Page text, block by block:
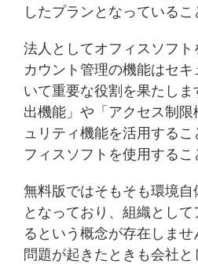
したプランとなっているこ
法人としてオフィスソフ
カウント管理の機能はセ
いて重要な役割を果たし
出機能」や「アクセス制
ュリティ機能を活用する
フィスソフトを使用するこ
無料版ではそもそも環境
となっており、組織とし
るという概念が存在しま
問題が起きたときも会社